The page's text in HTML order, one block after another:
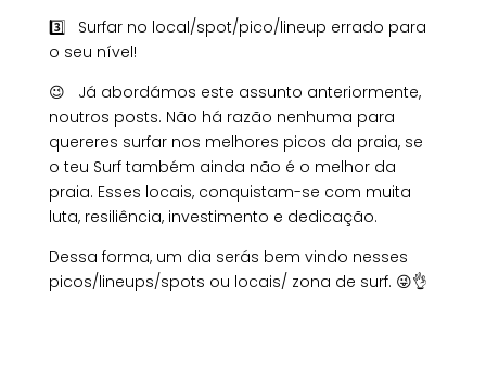
3️⃣ Surfar no local/spot/pico/lineup errado para
o seu nível!
😉 Já abordámos este assunto anteriormente,
noutros posts. Não há razão nenhuma para
quereres surfar nos melhores picos da praia, se
o teu Surf também ainda não é o melhor da
praia. Esses locais, conquistam-se com muita
luta, resiliência, investimento e dedicação.
Dessa forma, um dia serás bem vindo nesses
picos/lineups/spots ou locais/ zona de surf. 😜👌